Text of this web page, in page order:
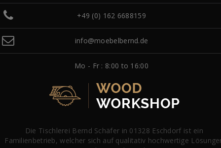
+49 (0) 162 6688159
info@moebelbernd.de
Mo - Fr : 8:00 to 16:00
Die Tischlerei Bernd Schäfer in 01328 Eschdorf ist ein
Familienbetrieb, welcher sich auf qualitativ hochwertige